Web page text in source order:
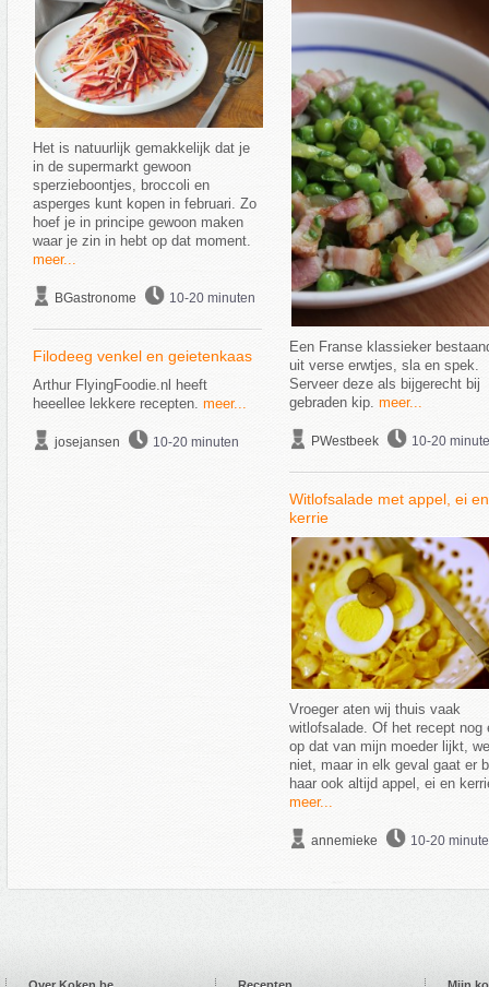
Het is natuurlijk gemakkelijk dat je
in de supermarkt gewoon
sperzieboontjes, broccoli en
asperges kunt kopen in februari. Zo
hoef je in principe gewoon maken
waar je zin in hebt op dat moment.
meer...
BGastronome 10-20 minuten
Filodeeg venkel en geietenkaas
Arthur FlyingFoodie.nl heeft
heeellee lekkere recepten. meer...
josejansen 10-20 minuten
Een Franse klassieker
uit verse erwtjes, sla en spek.
Serveer deze als bijgerecht bij
gebraden kip. meer...
PWestbeek 10-20
Witlofsalade met appel, ei en
kerrie
Vroeger aten wij thuis vaak
witlofsalade. Of het recept nog
op dat van mijn moeder lijkt,
niet, maar in elk geval gaat er
haar ook altijd appel, ei en
meer...
annemieke 10-20